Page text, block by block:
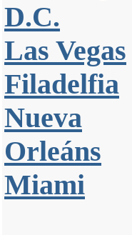
D.C.
Las Vegas
Filadelfia
Nueva
Orleáns
Miami